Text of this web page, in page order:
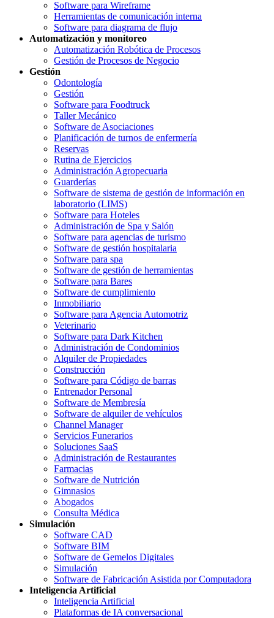
Software para Wireframe
Herramientas de comunicación interna
Software para diagrama de flujo
Automatización y monitoreo
Automatización Robótica de Procesos
Gestión de Procesos de Negocio
Gestión
Odontología
Gestión
Software para Foodtruck
Taller Mecánico
Software de Asociaciones
Planificación de turnos de enfermería
Reservas
Rutina de Ejercicios
Administración Agropecuaria
Guarderías
Software de sistema de gestión de información en
laboratorio (LIMS)
Software para Hoteles
Administración de Spa y Salón
Software para agencias de turismo
Software de gestión hospitalaria
Software para spa
Software de gestión de herramientas
Software para Bares
Software de cumplimiento
Inmobiliario
Software para Agencia Automotriz
Veterinario
Software para Dark Kitchen
Administración de Condominios
Alquiler de Propiedades
Construcción
Software para Código de barras
Entrenador Personal
Software de Membresía
Software de alquiler de vehículos
Channel Manager
Servicios Funerarios
Soluciones SaaS
Administración de Restaurantes
Farmacias
Software de Nutrición
Gimnasios
Abogados
Consulta Médica
Simulación
Software CAD
Software BIM
Software de Gemelos Digitales
Simulación
Software de Fabricación Asistida por Computadora
Inteligencia Artificial
Inteligencia Artificial
Plataformas de IA conversacional